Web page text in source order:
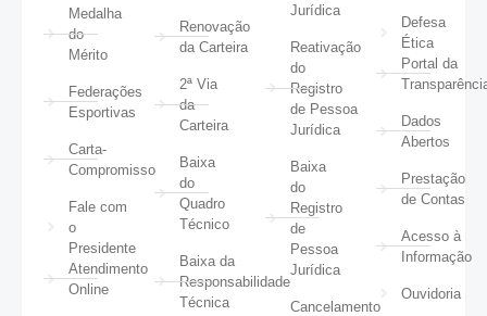
Medalha
do
Mérito
Federações
Esportivas
Carta-
Compromisso
Fale com
o
Presidente
Atendimento
Online
Renovação
da Carteira
2ª Via
da
Carteira
Baixa
do
Quadro
Técnico
Baixa da
Responsabilidade
Técnica
Jurídica
Reativação
do
Registro
de Pessoa
Jurídica
Baixa
do
Registro
de
Pessoa
Jurídica
Cancelamento
Defesa
Ética
Portal da
Dados
Abertos
Prestação
de Contas
Acesso à
Informação
Ouvidoria